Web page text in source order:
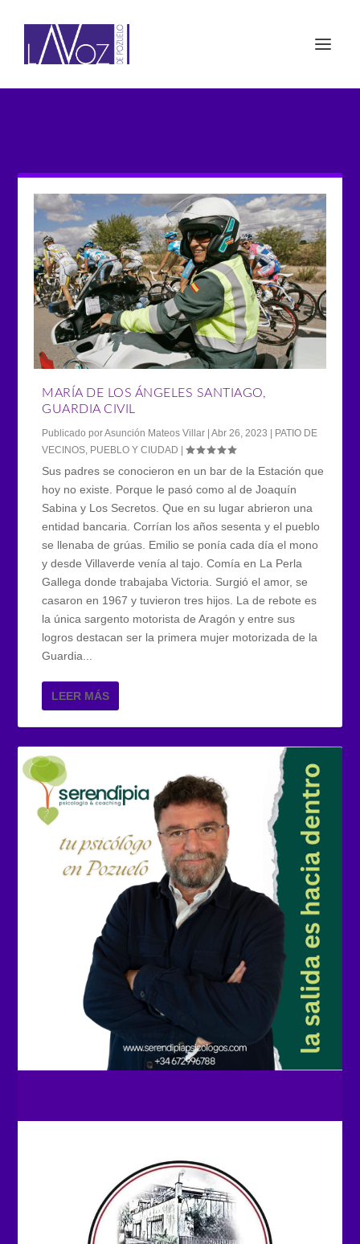
MARÍA DE LOS ÁNGELES SANTIAGO,
GUARDIA CIVIL
Publicado porAsunción Mateos Villar |Abr 26, 2023 | PATIO DE
VECINOS PUEBLO Y CIUDAD |
Sus padres se conocieron en un bar de la Estación que
hoy no existe. Porque le pasó como al de Joaquín
Sabina y Los Secretos. Que en su lugar abrieron una
entidad bancaria. Corrían los años sesenta y el pueblo
se llenaba de grúas. Emilio se ponía cada día el mono
y desde Villaverde venía al tajo. Comía en La Perla
Gallega donde trabajaba Victoria. Surgió el amor, se
casaron en 1967 y tuvieron tres hijos. La de rebote es
la única sargento motorista de Aragón y entre sus
logros destacan ser la primera mujer motorizada de la
Guardia...
LEER MÁS